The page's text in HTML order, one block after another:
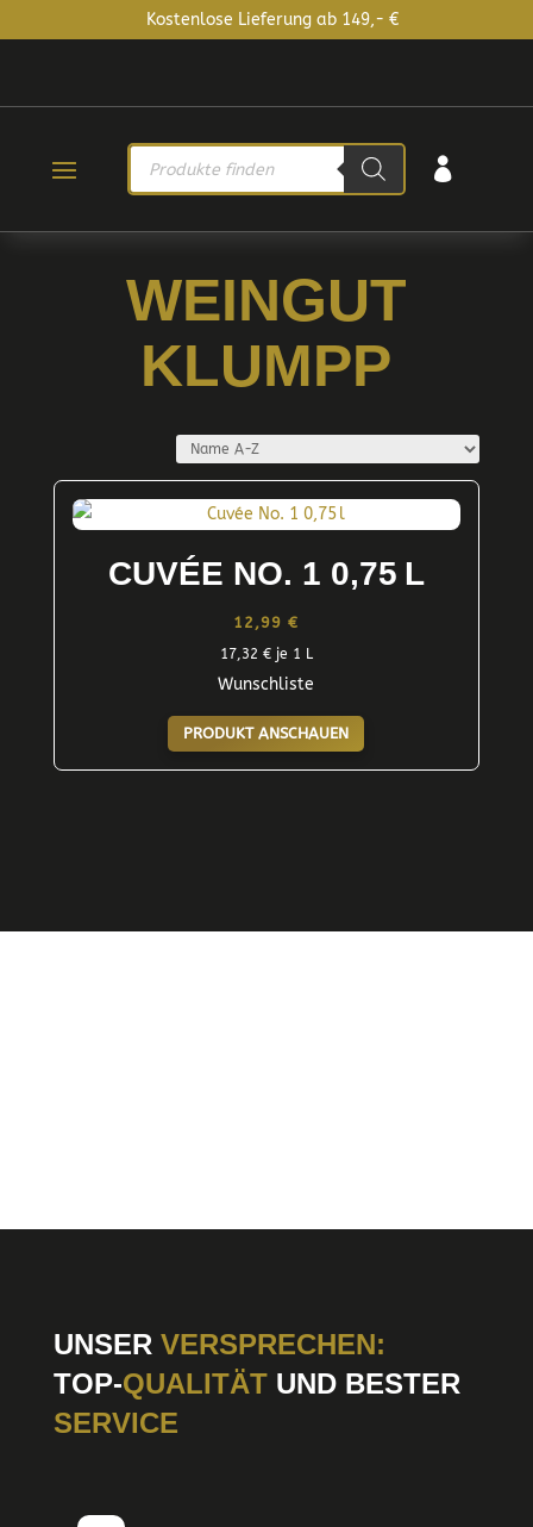
Kostenlose Lieferung ab 149,- €
PRODUCTS
SEARCH

WEINGUT
KLUMPP
CUVÉE NO. 1 0,75 L
12,99€
17,32 €je 1 L
Wunschliste
PRODUKT ANSCHAUEN
UNSER VERSPRECHEN:
TOP-QUALITÄTUND BESTER
SERVICE